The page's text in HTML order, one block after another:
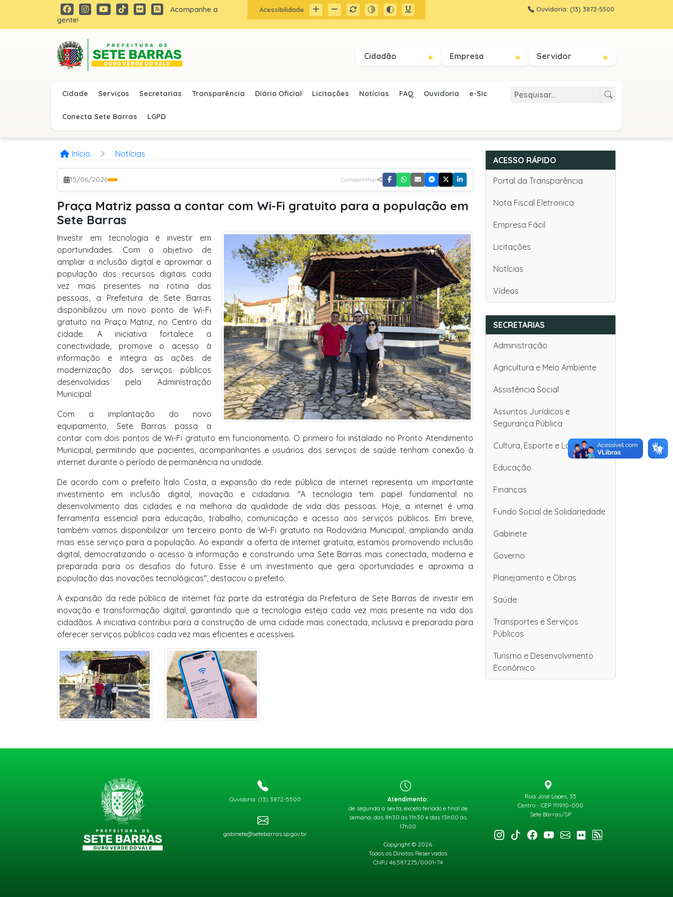
Acompanhe a
gente!
Acessibilidade Ouvidoria: (13) 3872-5500
Cidadão Empresa Servidor
Cidade Serviços Secretarias Transparência Diário Oficial Licitações Notícias FAQ Ouvidoria e-Sic
Conecta Sete Barras LGPD
Início Notícias
15/06/2026 Compartilhar
Praça Matriz passa a contar com Wi-Fi gratuito para a população em
Sete Barras
Investir em tecnologia é investir em
oportunidades. Com o objetivo de
ampliar a inclusão digital e aproximar a
população dos recursos digitais cada
vez mais presentes na rotina das
pessoas, a Prefeitura de Sete Barras
disponibilizou um novo ponto de Wi-Fi
gratuito na Praça Matriz, no Centro da
cidade. A iniciativa fortalece a
conectividade, promove o acesso à
informação e integra as ações de
modernização dos serviços públicos
desenvolvidas pela Administração
Municipal.
Com a implantação do novo
equipamento, Sete Barras passa a
contar com dois pontos de Wi-Fi gratuito em funcionamento. O primeiro foi instalado no Pronto Atendimento
Municipal, permitindo que pacientes, acompanhantes e usuários dos serviços de saúde tenham conexão à
internet durante o período de permanência na unidade.
De acordo com o prefeito Ítalo Costa, a expansão da rede pública de internet representa um importante
investimento em inclusão digital, inovação e cidadania. "A tecnologia tem papel fundamental no
desenvolvimento das cidades e na melhoria da qualidade de vida das pessoas. Hoje, a internet é uma
ferramenta essencial para educação, trabalho, comunicação e acesso aos serviços públicos. Em breve,
também vamos disponibilizar um terceiro ponto de Wi-Fi gratuito na Rodoviária Municipal, ampliando ainda
mais esse serviço para a população. Ao expandir a oferta de internet gratuita, estamos promovendo inclusão
digital, democratizando o acesso à informação e construindo uma Sete Barras mais conectada, moderna e
preparada para os desafios do futuro. Esse é um investimento que gera oportunidades e aproxima a
população das inovações tecnológicas", destacou o prefeito.
A expansão da rede pública de internet faz parte da estratégia da Prefeitura de Sete Barras de investir em
inovação e transformação digital, garantindo que a tecnologia esteja cada vez mais presente na vida dos
cidadãos. A iniciativa contribui para a construção de uma cidade mais conectada, inclusiva e preparada para
oferecer serviços públicos cada vez mais eficientes e acessíveis.
ACESSO RÁPIDO
Portal da Transparência
Nota Fiscal Eletronica
Empresa Fácil
Licitações
Notícias
Vídeos
SECRETARIAS
Administração
Agricultura e Meio Ambiente
Assistência Social
Assuntos Jurídicos e
Segurança Pública
Cultura, Esporte e Lazer
Educação
Finanças
Fundo Social de Solidariedade
Gabinete
Governo
Planejamento e Obras
Saúde
Transportes e Serviços
Públicos
Turismo e Desenvolvimento
Econômico
Ouvidoria: (13) 3872-5500
gabinete@setebarras.sp.gov.br
Atendimento:
de segunda a sexta, exceto feriado e final de
semana, das 8h30 às 11h30 e das 13h00 às
17h00
Copyright © 2026
Todos os Direitos Reservados
CNPJ 46.587.275/0001-74
Rua José Lopes, 35
Centro - CEP 111910-000
Sete Barras/SP